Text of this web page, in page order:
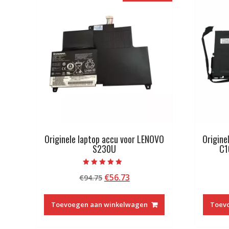
Originele laptop accu voor LENOVO
S230U
met
4.50
€94.75 Oorspronkelijke
was:
€94.75.
€56.73Huidige
€56.73.
Toevoegen aan winkelwagen